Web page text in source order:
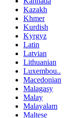
Kazakh
Khmer
Kurdish
Kyrgyz
Latin
Latvian
Lithuanian
Luxembou..
Macedonian
Malagasy
Malay
Malayalam
Maltese